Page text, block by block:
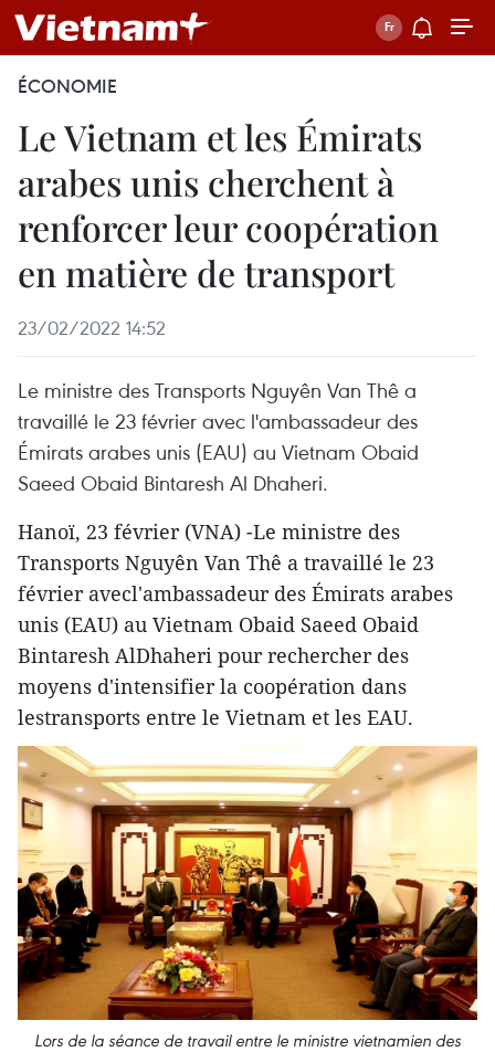
ÉCONOMIE
Le Vietnam et les Émirats
arabes unis cherchent à
renforcer leur coopération
en matière de transport
23/02/2022 14:52
Le ministre des Transports Nguyên Van Thê a
travaillé le 23 février avec l'ambassadeur des
Émirats arabes unis (EAU) au Vietnam Obaid
Saeed Obaid Bintaresh Al Dhaheri.
Hanoï, 23 février (VNA) -Le ministre des
Transports Nguyên Van Thê a travaillé le 23
février avecl'ambassadeur des Émirats arabes
unis (EAU) au Vietnam Obaid Saeed Obaid
Bintaresh AlDhaheri pour rechercher des
moyens d'intensifier la coopération dans
lestransports entre le Vietnam et les EAU.
Lors de la séance de travail entre le ministre vietnamien des